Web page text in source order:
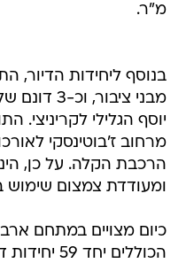
מ"ר.
מבני
מרחוב ז'בוטינסקי
הרכבת הקלה. על כן,
ומעודדת צמצום שימוש
הכוללים